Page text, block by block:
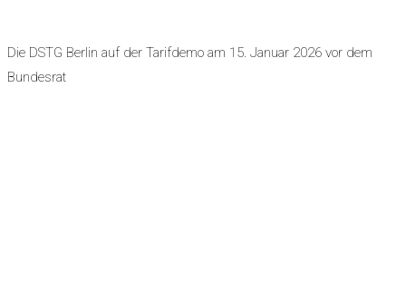
Die DSTG Berlin auf der Tarifdemo am 15. Januar 2026 vor dem
Bundesrat